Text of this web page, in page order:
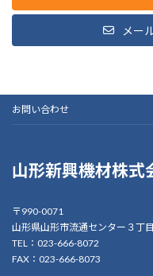
メー
お問い合わせ
山形新興機材株式
〒990-0071
山形県山形市流通センター３丁
TEL：023-666-8072
FAX：023-666-8073